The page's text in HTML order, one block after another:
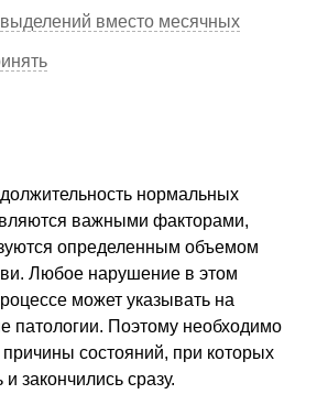
вместо месячных
нормальных
важными факторами,
определенным объемом
Любое нарушение в этом
может указывать на
патологии. Поэтому необходимо
причины состояний, при которых
закончились сразу.